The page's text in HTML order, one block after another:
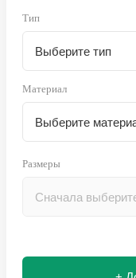
Тип
Материал
Размеры